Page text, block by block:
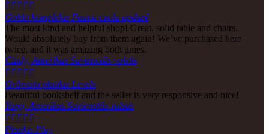
    
Galda komplekts Fauna ozola apdarē
The most kind and helpful shop! Great, solid table and chairs.
Would absolutely buy from them again! We’ve purchased here
twice, and it was amazing both times.
Cindy, Amerikas Savienotās valstis
    
Grāmatu plaukts Levels
Beautiful bookshelf and the seller is very responsive and nice!
Yong, Amerikas Savienotās valstis
    
Plaukts Play